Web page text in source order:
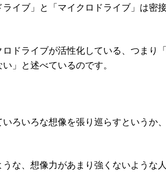
イブ」と「マイクロドライブ」は密
ドライブが活性化している、つまり
」と述べているのです。
ろいろな想像を張り巡らすというか
な、想像力があまり強くないような